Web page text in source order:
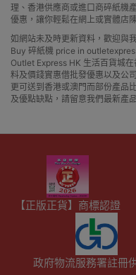
理、香港供應商或進口商碎紙機
優惠，讓你輕鬆在網上或實體店
如網站未及時更新資料，歡迎與
Buy 碎紙機 price in
Outlet Express HK 生活百貨城
料及價錢實惠借批發優惠以及公
更可送到香港或澳門而部份產品
及優點缺點，請留意我們最新產
【正版正貨】商標認證
政府物流服務署註冊